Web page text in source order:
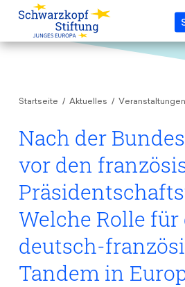
Die Stiftung
Team
Gremien
Projekte
Understanding Europe
Junge Islam Konferenz
Postmigrant Europe
Junge Sicherheitskonferenz
Zukunft D
Preise
Young European of the Year
Schwarzkopf-Europa-Preis
Inge-Deutschkron-Preis
Bildung & Reisen
Kursangebot
Materialien
Aktuelles
Startseite Aktuelles Veranstaltungen
Nach der
vor den
Welche Rolle für
deutsch-
Tandem in